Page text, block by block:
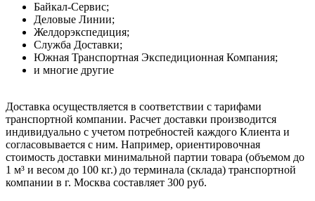
Байкал-Сервис;
Деловые Линии;
Желдорэкспедиция;
Служба Доставки;
Южная Транспортная Экспедиционная Компания;
и многие другие
Доставка осуществляется в соответствии с тарифами
транспортной компании. Расчет доставки производится
индивидуально с учетом потребностей каждого Клиента и
согласовывается с ним. Например, ориентировочная
стоимость доставки минимальной партии товара (объемом до
1 м³ и весом до 100 кг.) до терминала (склада) транспортной
компании в г. Москва составляет 300 руб.